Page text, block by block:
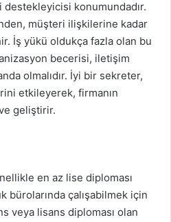
destekleyicisi konumundadır.
müşteri ilişkilerine kadar
İş yükü oldukça fazla olan bu
becerisi, iletişim
olmalıdır. İyi bir sekreter,
etkileyerek, firmanın
geliştirir.
en az lise diploması
bürolarında çalışabilmek için
veya lisans diploması olan